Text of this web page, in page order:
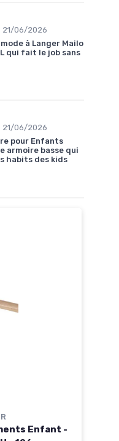
21/06/2026
à Langer Mailo
qui fait le job sans
21/06/2026
pour Enfants
armoire basse qui
habits des kids
Enfant -